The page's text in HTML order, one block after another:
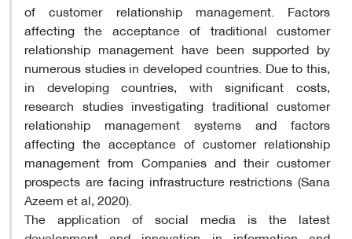
of customer relationship management. Factors
affecting the acceptance of traditional customer
relationship management have been supported by
numerous studies in developed countries. Due to this,
in developing countries, with significant costs,
research studies investigating traditional customer
relationship management systems and factors
affecting the acceptance of customer relationship
management from Companies and their customer
prospects are facing infrastructure restrictions (Sana
Azeem et al, 2020).
The application of social media is the latest